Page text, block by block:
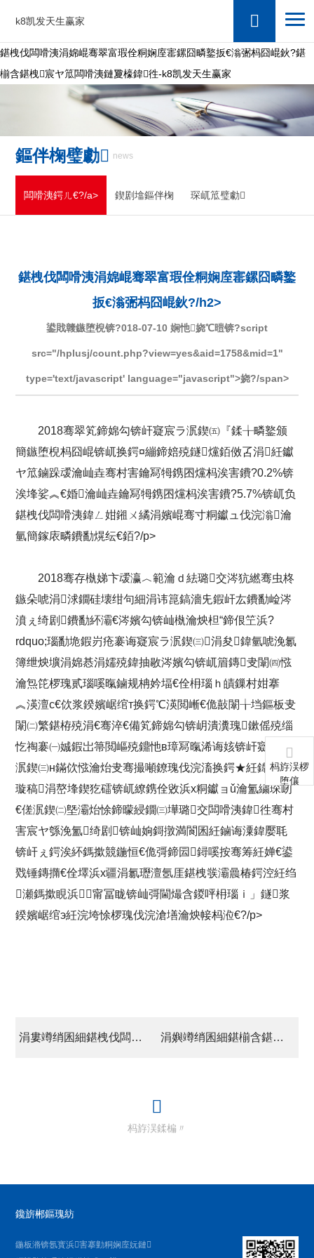
鍖栧伐闆嗗洟涓婂崐骞翠富瑕佺粡娴庢寚鏍囧疄鐜扳€滃弻杩囧崐鈥?鍖
椾含鍖栧宸ヤ笟闆嗗洟鏈夐檺鍏徃-k8凯发天生赢家
k8凯发天生赢家
鏂伴椈璧勮 news
闆嗗洟鍔ㄦ€?/a> 鍥剧墖鏂伴椈 琛屼笟璧勮
鍖栧伐闆嗗洟涓婂崐骞翠富瑕佺粡娴庢寚鏍囧疄鐜
扳€滃弻杩囧崐鈥?/h2>
鍙戝竷鏃堕棿锛?018-07-10 娴忚娆℃暟锛?script
src="/hplusj/count.php?view=yes&aid=1758&mid=1"
type='text/javascript' language="javascript">娆?/span>
2018骞翠笂鍗婂勾锛屽寲宸ラ泦鍥㈤『鍒╁疄鐜颁
簡鏃堕棿杩囧崐锛屼换鍔¤繃鍗婄殑鐩爣銆傚叾涓紝钀
ヤ笟鏀跺叆瀹屾垚骞村害鑰冩牳鎸囨爣杩涘害鐨?0.2%锛
涘埄娑︽€婚瀹屾垚鑰冩牳鎸囨爣杩涘害鐨?5.7%锛屼负
鍖栧伐闆嗗洟鍏ㄥ姏鎺ㄨ繘涓嬪崐骞寸粡钀ュ伐浣滃瀹
氫簡鎵庡疄鐨勫熀纭€銆?/p>
2018骞存槸娣卞叆瀛︿範瀹ｄ紶璐交涔犺繎骞虫柊
鏃朵唬涓浗鐗硅壊绀句細涓讳箟鎬濇兂鍜屽厷鐨勫崄涔
濆ぇ绮剧鐨勫紑灞€涔嬪勾锛屾槸瀹炴柦“鍗佷笁浜?
rdquo;瑙勫垝鍜岃疮褰诲寲宸ラ泦鍥㈢涓夋鍏氫唬浼氱
簿绁炴壙涓婂惎涓嬬殑鍏抽敭涔嬪勾锛屼篃鏄叏闈㈣惤
瀹炰笓椤瑰贰瑙嗘暣鏀规柟妗堛€佺枏瑙ｈ皟鏁村姏搴
︽渶澶с€佽浆鍨嬪崌绾т换鍔℃渶閲嶃€佹敼闈╁垱鏂板叏
闈㈡繁鍖栫殑涓€骞淬€備笂鍗婂勾锛岄潰瀵瑰鏉傜殑缁
忔祹褰㈠娍鍜岀箒閲嶇殑鐤忚в璋冩暣浠诲姟锛屽寲宸ラ
泦鍥㈢н鏋佽惤瀹炲叏骞撮噸鐐瑰伐浣滀换鍔★紝鍏嬫湇
璇稿涓嶅埄鍥犵礌锛屼繚鎸佺敓浜х粡钀ョǔ瀹氳繍琛屻
€傞泦鍥㈡墍灞炲悇鍗曚綅鐗㈢墷璐交闆嗗洟鍏徃骞村
害宸ヤ綔浼氳绮剧锛屾姠鎶撴満閬囷紝鏀诲潥鍏嬮毦
锛屽ぇ鍔涘紑鎷撳競鍦恒€佹彁鍗囩鐞嗘按骞筹紝婵€鍙
戣锤鏄撱€佺墿浜х疆涓氱瓑澶氬厓鍖栧彂灞曟椿鍔涳紝绉
瀬鎷撳睍浜甯冨眬锛屾彁閫熶含鍐呯枏瑙ｉ」鐩浆
鍨嬪崌绾э紝浣垮悇椤瑰伐浣滄墡瀹炴帹杩涖€?/p>
涓婁竴绡囷細鍖栧伐闆嗗洟鍙紑2018骞村害骞翠腑杩拌亴浼?/a> 涓嬩竴绡囷細鍖椾含鍖栧宸ヤ笟闆嗗洟鏈夐檺璐ｄ换鍏徃 鍏充簬鎷熷紩杩涢潪鍖椾含鐢熸簮姣曚笟鐢熷悕鍗曠殑鍏ず
杩斿洖鍒楄〃
杩斿洖椤
堕儴
鑱旂郴鏂瑰紡
鍦板潃锛氬寳浜害搴勭粡娴庢妧鏈